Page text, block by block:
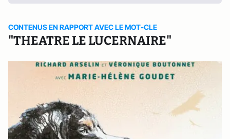
CONTENUS EN RAPPORT AVEC LE MOT-CLE
"THEATRE LE LUCERNAIRE"